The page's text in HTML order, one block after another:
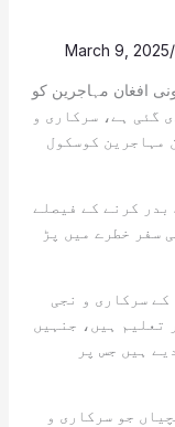
/
March 9, 2025
افغان مہاجرین کو
گئی ہے، سرکاری و
مہاجرین کوسکول
کرنے کے فیصلے
سفر خطرے میں پڑ
سرکاری و نجی
تعلیم ہیں، جنہیں
ہیں جس پر
جو سرکاری و